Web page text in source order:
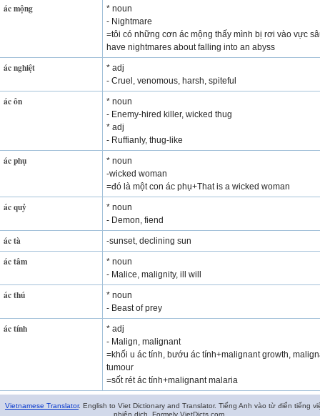
ác mộng
* noun
- Nightmare
=tôi có những cơn ác mộng thấy mình bị rơi vào vực
have nightmares about falling into an abyss
ác nghiệt
* adj
- Cruel, venomous, harsh, spiteful
ác ôn
* noun
- Enemy-hired killer, wicked thug
* adj
- Ruffianly, thug-like
ác phụ
* noun
-wicked woman
=đó là một con ác phụ+That is a wicked woman
ác quỷ
* noun
- Demon, fiend
ác tà -sunset, declining sun
ác tâm
* noun
- Malice, malignity, ill will
ác thú
* noun
- Beast of prey
ác tính
* adj
- Malign, malignant
=khối u ác tính, bướu ác tính+malignant growth,
tumour
=sốt rét ác tính+malignant malaria
Vietnamese Translator. English to Viet Dictionary and Translator. Tiếng Anh vào từ điển tiếng
phiên dịch. Formely VietDicts.com.